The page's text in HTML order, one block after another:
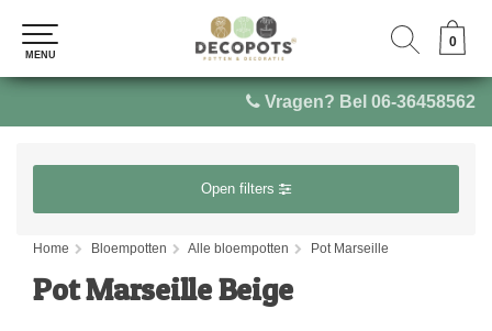
Vragen? Bel 06-36458562
0
MENU
0
MENU
Open filters
Home Bloempotten Alle bloempotten Pot Marseille
Pot Marseille Beige